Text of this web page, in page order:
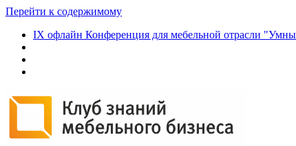
Перейти к содержимому
IX офлайн Конференция для мебельной отрасли